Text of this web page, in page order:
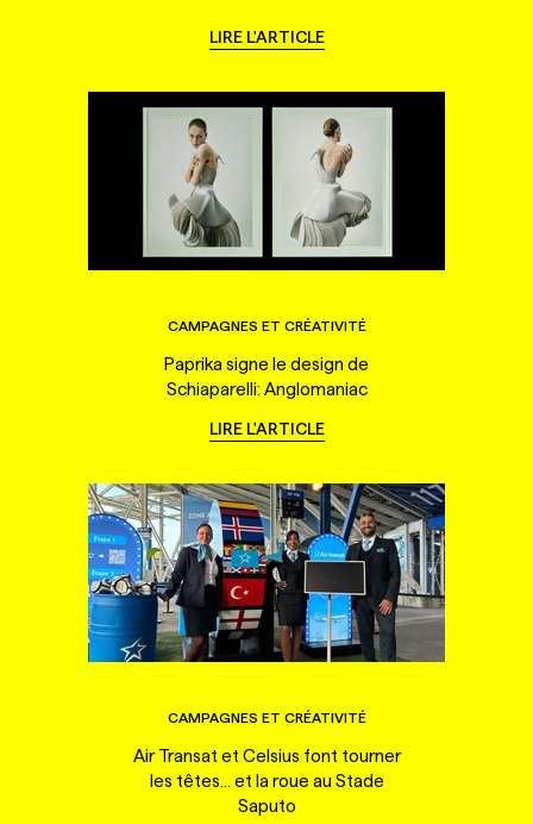
LIRE L'ARTICLE
CAMPAGNES ET CRÉATIVITÉ
Paprika signe le design de
Schiaparelli: Anglomaniac
LIRE L'ARTICLE
CAMPAGNES ET CRÉATIVITÉ
Air Transat et Celsius font tourner
les têtes... et la roue au Stade
Saputo